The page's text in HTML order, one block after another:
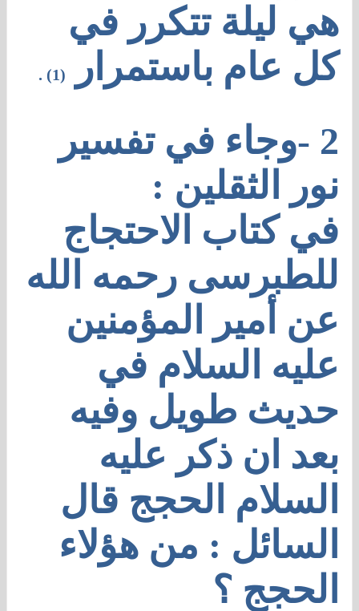
هي ليلة تتكرر في
كل عام باستمرار
(1) .
2 -وجاء في تفسير
نور الثقلين :
في كتاب الاحتجاج
للطبرسى رحمه الله
عن أمير المؤمنين
عليه السلام في
حديث طويل وفيه
بعد ان ذكر عليه
السلام الحجج قال
السائل : من هؤلاء
الحجج ؟